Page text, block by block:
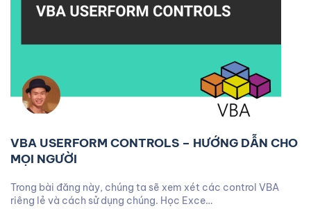
VBA USERFORM CONTROLS – HƯỚNG DẪN CHO
MỌI NGƯỜI
Trong bài đăng này, chúng ta sẽ xem xét các control VBA
riêng lẻ và cách sử dụng chúng. Học Exce…